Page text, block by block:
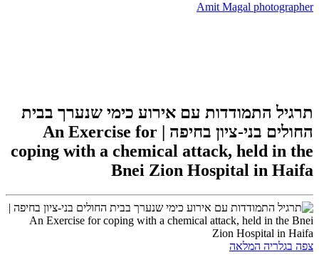
Amit Magal photographer
תרגיל התמודדות עם אירוע כימי שנערך בבית
החולים בני-ציון בחיפה | An Exercise for
coping with a chemical attack, held in the
Bnei Zion Hospital in Haifa
צפה בגלריה המלאה